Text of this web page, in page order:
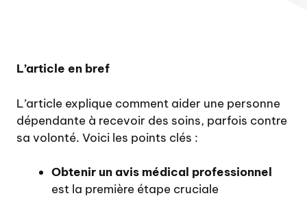
L’article en bref
L’article explique comment aider une personne
dépendante à recevoir des soins, parfois contre
sa volonté. Voici les points clés :
Obtenir un avis médical professionnel
est la première étape cruciale